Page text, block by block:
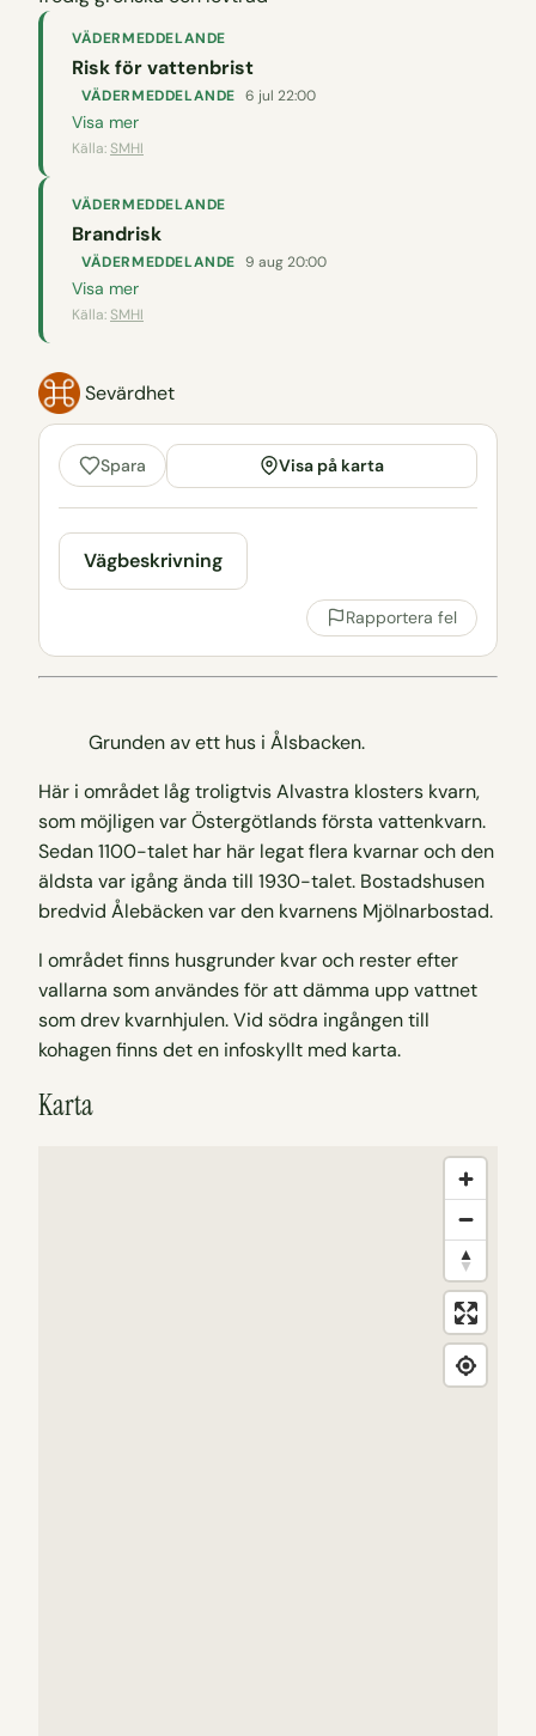
VÄDERMEDDELANDE
Risk för vattenbrist
VÄDERMEDDELANDE 6 jul 22:00
Visa mer
Källa: SMHI
VÄDERMEDDELANDE
Brandrisk
VÄDERMEDDELANDE 9 aug 20:00
Visa mer
Källa: SMHI
Sevärdhet
Spara Visa på karta
Vägbeskrivning
Rapportera fel
Grunden av ett hus i Ålsbacken.
Här i området låg troligtvis Alvastra klosters kvarn,
som möjligen var Östergötlands första vattenkvarn.
Sedan 1100-talet har här legat flera kvarnar och den
äldsta var igång ända till 1930-talet. Bostadshusen
bredvid Ålebäcken var den kvarnens Mjölnarbostad.
I området finns husgrunder kvar och rester efter
vallarna som användes för att dämma upp vattnet
som drev kvarnhjulen. Vid södra ingången till
kohagen finns det en infoskyllt med karta.
Karta